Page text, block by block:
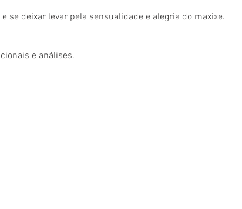
deixar levar pela sensualidade e alegria do maxixe.
e análises.